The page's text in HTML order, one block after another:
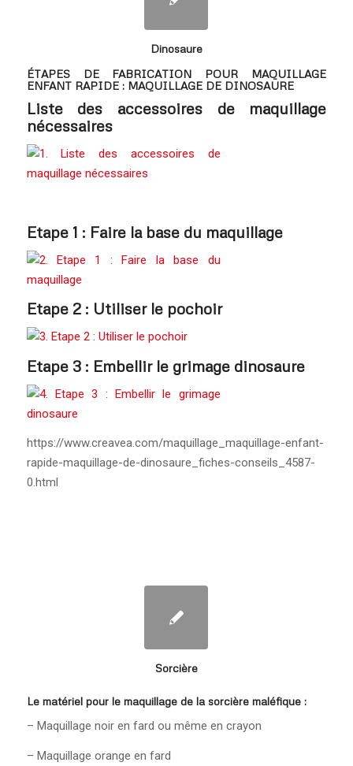
Dinosaure
ÉTAPES DE FABRICATION POUR MAQUILLAGE
ENFANT RAPIDE : MAQUILLAGE DE DINOSAURE
Liste des accessoires de maquillage
nécessaires
Etape 1 : Faire la base du maquillage
Etape 2 : Utiliser le pochoir
Etape 3 : Embellir le grimage dinosaure
https://www.creavea.com/maquillage_maquillage-enfant-
rapide-maquillage-de-dinosaure_fiches-conseils_4587-
0.html
Sorcière
Le matériel pour le maquillage de la sorcière maléfique :
– Maquillage noir en fard ou même en crayon
– Maquillage orange en fard